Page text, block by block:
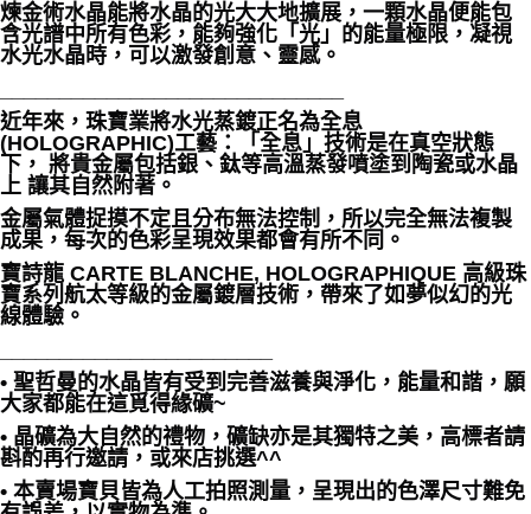
煉金術水晶能將水晶的光大大地擴展，一顆水晶便能包
含光譜中所有色彩，能夠強化「光」的能量極限，凝視
水光水晶時，可以激發創意、靈感。
近年來，珠寶業將水光蒸鍍正名為全息
(HOLOGRAPHIC)工藝：「全息」技術是在真空狀態
下， 將貴金屬包括銀、鈦等高溫蒸發噴塗到陶瓷或水晶
上 讓其自然附著。
金屬氣體捉摸不定且分布無法控制，所以完全無法複製
成果，每次的色彩呈現效果都會有所不同。
寶詩龍 CARTE BLANCHE, HOLOGRAPHIQUE 高級珠
寶系列航太等級的金屬鍍層技術，帶來了如夢似幻的光
線體驗。
• 聖哲曼的水晶皆有受到完善滋養與淨化，能量和諧，願
大家都能在這覓得緣礦~
• 晶礦為大自然的禮物，礦缺亦是其獨特之美，高標者請
斟酌再行邀請，或來店挑選^^
• 本賣場寶貝皆為人工拍照測量，呈現出的色澤尺寸難免